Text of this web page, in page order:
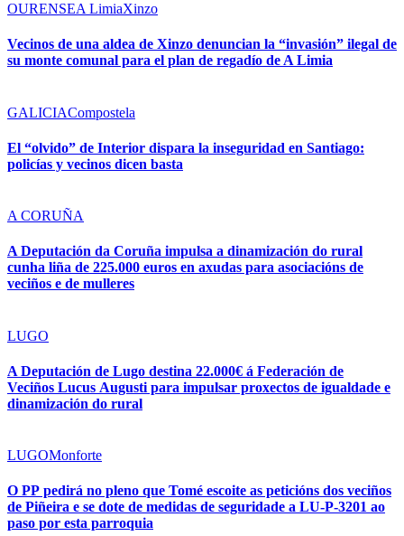
OURENSEA LimiaXinzo
Vecinos de una aldea de Xinzo denuncian la “invasión” ilegal de
su monte comunal para el plan de regadío de A Limia
GALICIACompostela
El “olvido” de Interior dispara la inseguridad en Santiago:
policías y vecinos dicen basta
A CORUÑA
A Deputación da Coruña impulsa a dinamización do rural
cunha liña de 225.000 euros en axudas para asociacións de
veciños e de mulleres
LUGO
A Deputación de Lugo destina 22.000€ á Federación de
Veciños Lucus Augusti para impulsar proxectos de igualdade e
dinamización do rural
LUGOMonforte
O PP pedirá no pleno que Tomé escoite as peticións dos veciños
de Piñeira e se dote de medidas de seguridade a LU-P-3201 ao
paso por esta parroquia